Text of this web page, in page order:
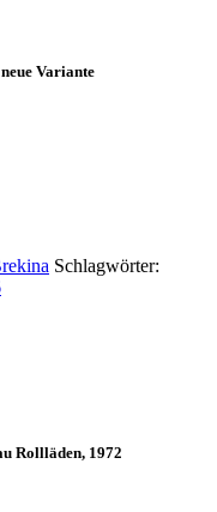
Variante
Schlagwörter:
Rollläden, 1972